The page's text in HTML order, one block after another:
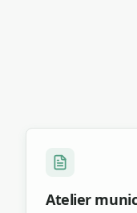
Atelier